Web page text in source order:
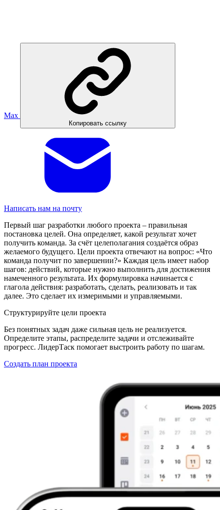
Max
Копировать ссылку
Написать нам на почту
Первый шаг разработки любого проекта – правильная
постановка целей. Она определяет, какой результат хочет
получить команда. За счёт целеполагания создаётся образ
желаемого будущего. Цели проекта отвечают на вопрос: «Что
команда получит по завершении?» Каждая цель имеет набор
шагов: действий, которые нужно выполнить для достижения
намеченного результата. Их формулировка начинается с
глагола действия: разработать, сделать, реализовать и так
далее. Это сделает их измеримыми и управляемыми.
Структурируйте цели проекта
Без понятных задач даже сильная цель не реализуется.
Определите этапы, распределите задачи и отслеживайте
прогресс. ЛидерТаск помогает выстроить работу по шагам.
Создать план проекта